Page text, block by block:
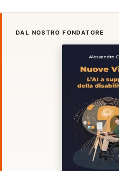
DAL NOSTRO FONDATORE